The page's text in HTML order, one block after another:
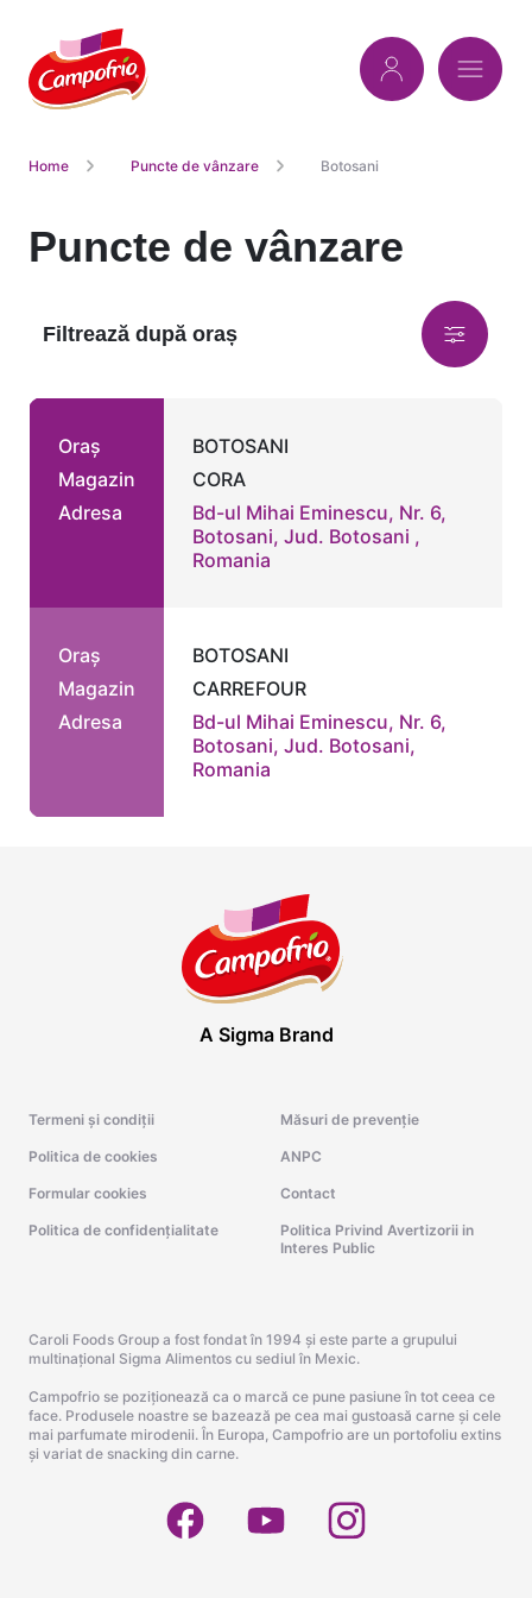
Home Puncte de vânzare Botosani
Puncte de vânzare
Filtrează după oraș
Oraș
Magazin
Adresa
BOTOSANI
CORA
Bd-ul Mihai Eminescu, Nr. 6,
Botosani, Jud. Botosani ,
Romania
Oraș
Magazin
Adresa
BOTOSANI
CARREFOUR
Bd-ul Mihai Eminescu, Nr. 6,
Botosani, Jud. Botosani,
Romania
A Sigma Brand
Termeni și condiții
Politica de cookies
Formular cookies
Politica de confidențialitate
Măsuri de prevenție
ANPC
Contact
Politica Privind Avertizorii in
Interes Public
Caroli Foods Group a fost fondat în 1994 și este parte a grupului
multinațional Sigma Alimentos cu sediul în Mexic.
Campofrio se poziționează ca o marcă ce pune pasiune în tot ceea ce
face. Produsele noastre se bazează pe cea mai gustoasă carne și cele
mai parfumate mirodenii. În Europa, Campofrio are un portofoliu extins
și variat de snacking din carne.